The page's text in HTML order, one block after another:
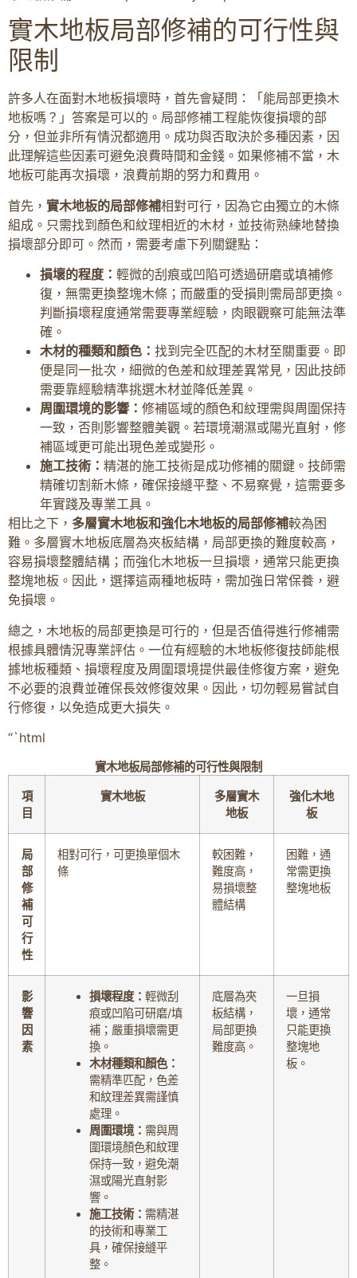
實木地板局部修補的可行性與
限制
許多人在面對木地板損壞時，首先會疑問：「能局部更換木
地板嗎？」答案是可以的。局部修補工程能恢復損壞的部
分，但並非所有情況都適用。成功與否取決於多種因素，因
此理解這些因素可避免浪費時間和金錢。如果修補不當，木
地板可能再次損壞，浪費前期的努力和費用。
首先， 實木地板的局部修補相對可行，因為它由獨立的木條
組成。只需找到顏色和紋理相近的木材，並技術熟練地替換
損壞部分即可。然而，需要考慮下列關鍵點：
損壞的程度： 輕微的刮痕或凹陷可透過研磨或填補修
復，無需更換整塊木條；而嚴重的受損則需局部更換。
判斷損壞程度通常需要專業經驗，肉眼觀察可能無法準
確。
木材的種類和顏色： 找到完全匹配的木材至關重要。即
便是同一批次，細微的色差和紋理差異常見，因此技師
需要靠經驗精準挑選木材並降低差異。
周圍環境的影響： 修補區域的顏色和紋理需與周圍保持
一致，否則影響整體美觀。若環境潮濕或陽光直射，修
補區域更可能出現色差或變形。
施工技術： 精湛的施工技術是成功修補的關鍵。技師需
精確切割新木條，確保接縫平整、不易察覺，這需要多
年實踐及專業工具。
相比之下， 多層實木地板和強化木地板的局部修補較為困
難。多層實木地板底層為夾板結構，局部更換的難度較高，
容易損壞整體結構；而強化木地板一旦損壞，通常只能更換
整塊地板。因此，選擇這兩種地板時，需加強日常保養，避
免損壞。
總之，木地板的局部更換是可行的，但是否值得進行修補需
根據具體情況專業評估。一位有經驗的木地板修復技師能根
據地板種類、損壞程度及周圍環境提供最佳修復方案，避免
不必要的浪費並確保長效修復效果。因此，切勿輕易嘗試自
行修復，以免造成更大損失。
“`html
實木地板局部修補的可行性與限制
項
目
實木地板
多層實木
地板
強化木地
板
局
部
修
補
可
行
性
相對可行，可更換單個木
條
較困難，
難度高，
易損壞整
體結構
困難，通
常需更換
整塊地板
影
響
因
素
損壞程度： 輕微刮
痕或凹陷可研磨/填
補；嚴重損壞需更
換。
木材種類和顏色：
需精準匹配，色差
和紋理差異需謹慎
處理。
周圍環境： 需與周
圍環境顏色和紋理
保持一致，避免潮
濕或陽光直射影
響。
施工技術： 需精湛
的技術和專業工
具，確保接縫平
整。
底層為夾
板結構，
局部更換
難度高。
一旦損
壞，通常
只能更換
整塊地
板。